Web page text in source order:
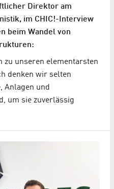
Direktor am
im CHIC!-Interview
beim Wandel von
zu unseren elementarsten
denken wir selten
Anlagen und
um sie zuverlässig